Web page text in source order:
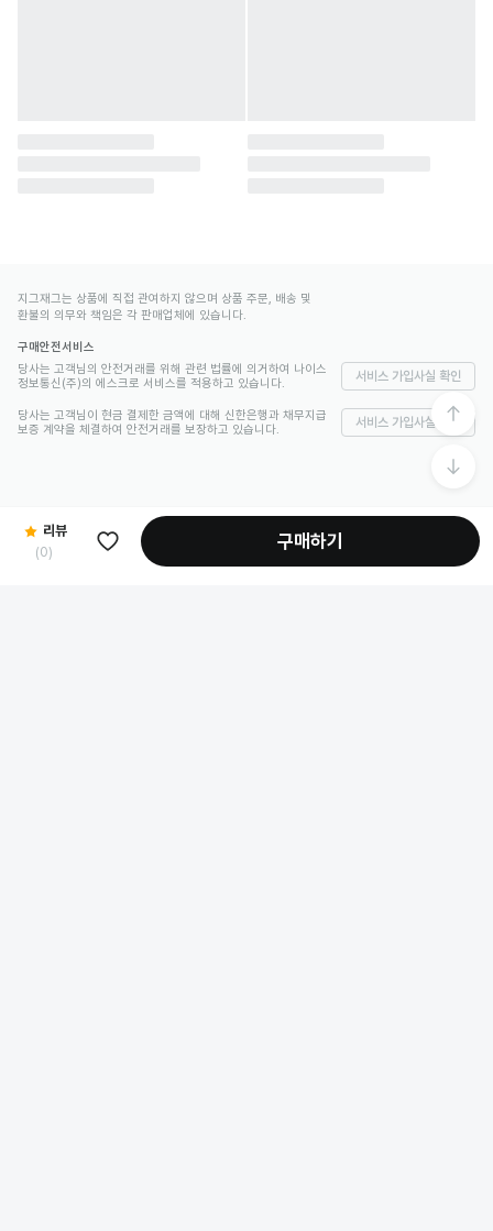
지그재그는 상품에 직접 관여하지 않으며 상품 주문, 배송 및
환불의 의무와 책임은 각 판매업체에 있습니다.
구매안전서비스
당사는 고객님의 안전거래를 위해 관련 법률에 의거하여 나이스
정보통신(주)의 에스크로 서비스를 적용하고 있습니다.
서비스 가입사실 확인
당사는 고객님이 현금 결제한 금액에 대해 신한은행과 채무지급
보증 계약을 체결하여 안전거래를 보장하고 있습니다.
서비스 가입사실 확인
리뷰
(0) 구매하기